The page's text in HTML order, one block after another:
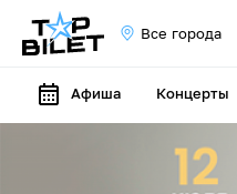
Все города
Афиша Концерты